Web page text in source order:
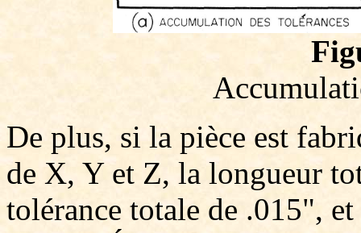
De plus, si la pièce est
de X, Y et Z, la longueur
tolérance totale de .015",